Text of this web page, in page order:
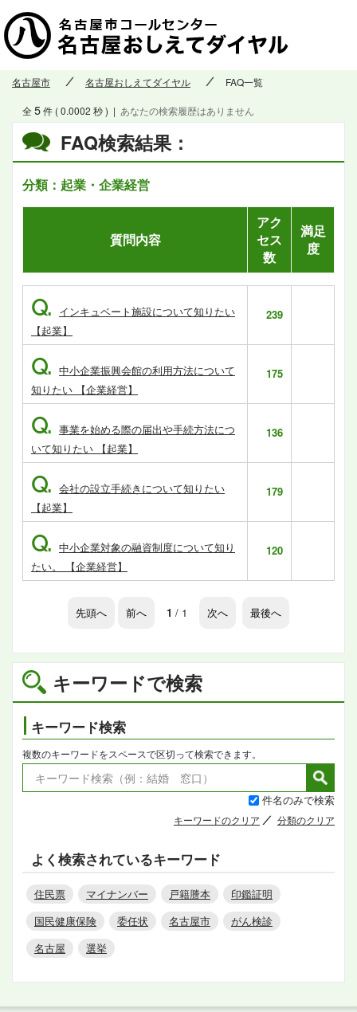
名古屋市 名古屋おしえてダイヤル FAQ一覧
キーワードで検索
キーワード検索
複数のキーワードをスペースで区切って検索できます。
件名のみで検索
キーワードのクリア 分類のクリア
よく検索されているキーワード
住民票 マイナンバー 戸籍謄本
印鑑証明
国民健康保険
委任状 名古屋市
がん検診
名古屋
選挙
FAQ検索結果：
分類：起業・企業経営
全5件 ( 0.0002 秒 ) | あなたの検索履歴はありません
質問内容
アク
セス
数
満足
度
Q. インキュベート施設について知りたい
【起業】
239
Q. 中小企業振興会館の利用方法について
知りたい 【企業経営】
175
Q. 事業を始める際の届出や手続方法につ
いて知りたい 【起業】
136
Q. 会社の設立手続きについて知りたい
【起業】
179
Q. 中小企業対象の融資制度について知り
たい。 【企業経営】
120
先頭へ 前へ 1 / 1 次へ 最後へ